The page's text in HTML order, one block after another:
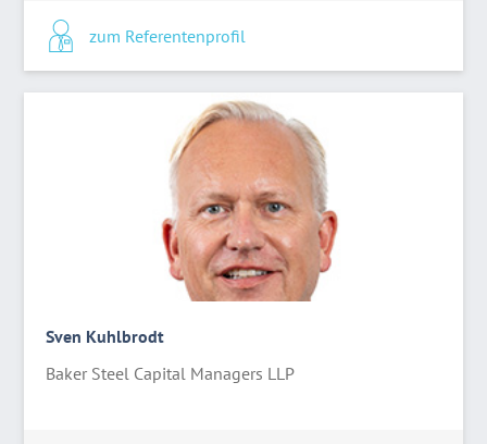
zum Referentenprofil
Sven Kuhlbrodt
Baker Steel Capital Managers LLP